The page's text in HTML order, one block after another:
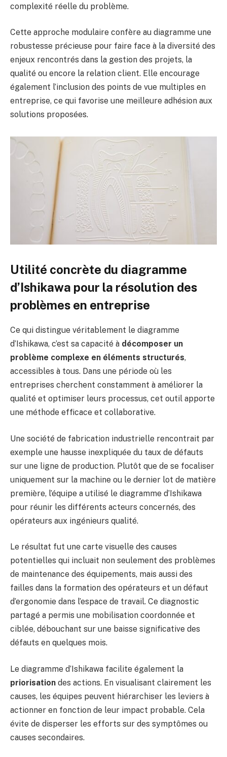
complexité réelle du problème.
Cette approche modulaire confère au diagramme une
robustesse précieuse pour faire face à la diversité des
enjeux rencontrés dans la gestion des projets, la
qualité ou encore la relation client. Elle encourage
également l’inclusion des points de vue multiples en
entreprise, ce qui favorise une meilleure adhésion aux
solutions proposées.
Utilité concrète du diagramme
d’Ishikawa pour la résolution des
problèmes en entreprise
Ce qui distingue véritablement le diagramme
d’Ishikawa, c’est sa capacité à décomposer un
problème complexe en éléments structurés,
accessibles à tous. Dans une période où les
entreprises cherchent constamment à améliorer la
qualité et optimiser leurs processus, cet outil apporte
une méthode efficace et collaborative.
Une société de fabrication industrielle rencontrait par
exemple une hausse inexpliquée du taux de défauts
sur une ligne de production. Plutôt que de se focaliser
uniquement sur la machine ou le dernier lot de matière
première, l’équipe a utilisé le diagramme d’Ishikawa
pour réunir les différents acteurs concernés, des
opérateurs aux ingénieurs qualité.
Le résultat fut une carte visuelle des causes
potentielles qui incluait non seulement des problèmes
de maintenance des équipements, mais aussi des
failles dans la formation des opérateurs et un défaut
d’ergonomie dans l’espace de travail. Ce diagnostic
partagé a permis une mobilisation coordonnée et
ciblée, débouchant sur une baisse significative des
défauts en quelques mois.
Le diagramme d’Ishikawa facilite également la
priorisation des actions. En visualisant clairement les
causes, les équipes peuvent hiérarchiser les leviers à
actionner en fonction de leur impact probable. Cela
évite de disperser les efforts sur des symptômes ou
causes secondaires.